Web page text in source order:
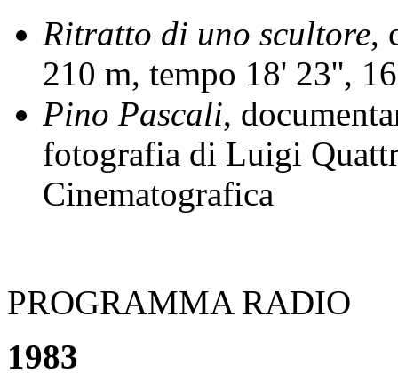
Ritratto di uno scultore,
210 m, tempo 18' 23'',
Pino Pascali,
fotografia di Luigi
Cinematografica
PROGRAMMA RADIO
1983